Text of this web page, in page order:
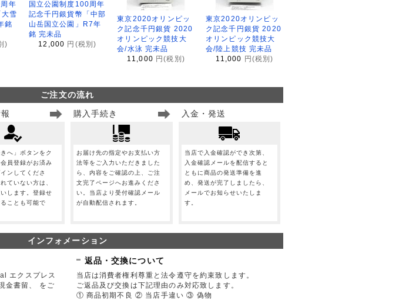
年
雪
銘
)
国立公園制度100周年
記念千円銀貨幣「中部
山岳国立公園」R7年
銘 完未品
12,000 円(税別)
東京2020オリンピッ
ク記念千円銀貨 2020
オリンピック競技大
会/水泳 完未品
11,000 円(税別)
東京2020オリンピッ
ク記念千円銀貨 2020
オリンピック競技大
会/陸上競技 完未品
11,000 円(税別)
ご注文の流れ
きへ」ボタンをク
員登録がお済み
ンしてくださ
ていない方は、
します。登録せ
ことも可能で
購入手続き
お届け先の指定やお支払い方
法等をご入力いただきました
ら、内容をご確認の上、ご注
文完了ページへお進みくださ
い。当店より受付確認メール
が自動配信されます。
入金・発送
当店で入金確認ができ次第、
入金確認メールを配信すると
ともに商品の発送準備を進
め、発送が完了しましたら、
メールでお知らせいたしま
す。
インフォメーション
エクスプレス
金書留、 をご
返品・交換について
当店は消費者権利尊重と法令遵守を約束致します。
ご返品及び交換は下記理由のみ対応致します。
① 商品初期不良 ② 当店手違い ③ 偽物